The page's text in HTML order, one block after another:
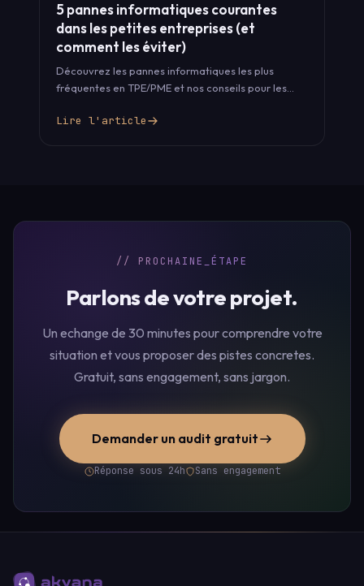
5 pannes informatiques courantes
dans les petites entreprises (et
comment les éviter)
Découvrez les pannes informatiques les plus
fréquentes en TPE/PME et nos conseils pour les
Lire l'article
// PROCHAINE_ÉTAPE
Parlons de votre projet.
Un echange de 30 minutes pour comprendre votre
situation et vous proposer des pistes concretes.
Gratuit, sans engagement, sans jargon.
Demander un audit gratuit
Réponse sous 24h Sans engagement